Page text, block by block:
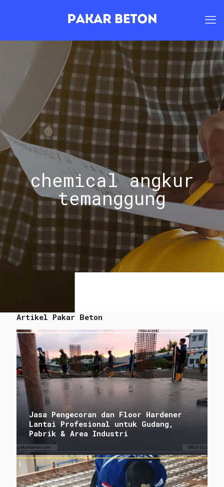
chemical angkur
temanggung
Artikel Pakar Beton
Jasa Pengecoran dan Floor Hardener
Lantai Profesional untuk Gudang,
Pabrik & Area Industri